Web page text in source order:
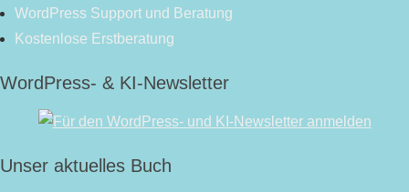
WordPress Support und Beratung
Kostenlose Erstberatung
WordPress- & KI-Newsletter
Unser aktuelles Buch